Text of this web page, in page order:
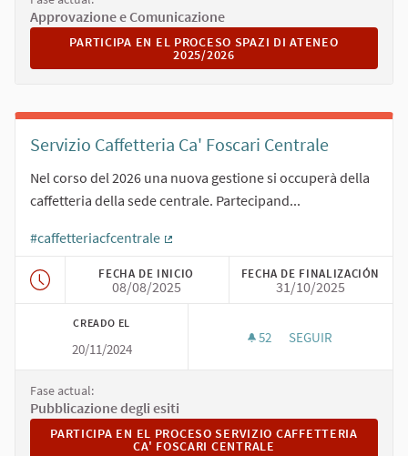
Approvazione e Comunicazione
PARTICIPA EN EL PROCESO SPAZI DI ATENEO 2025/2026
PARTICIPA EN EL PROCESO SPAZI DI ATENEO
2025/2026
Servizio Caffetteria Ca' Foscari Centrale
Nel corso del 2026 una nuova gestione si occuperà della
caffetteria della sede centrale. Partecipand...
#caffetteriacfcentrale
FECHA DE INICIO
08/08/2025
FECHA DE FINALIZACIÓN
31/10/2025
CREADO EL
20/11/2024
52 52 SEGUIDORAS
SEGUIR
Fase actual:
Pubblicazione degli esiti
PARTICIPA EN EL PROCESO SERVIZIO CAFFETTERIA CA'
PARTICIPA EN EL PROCESO SERVIZIO CAFFETTERIA
CA' FOSCARI CENTRALE